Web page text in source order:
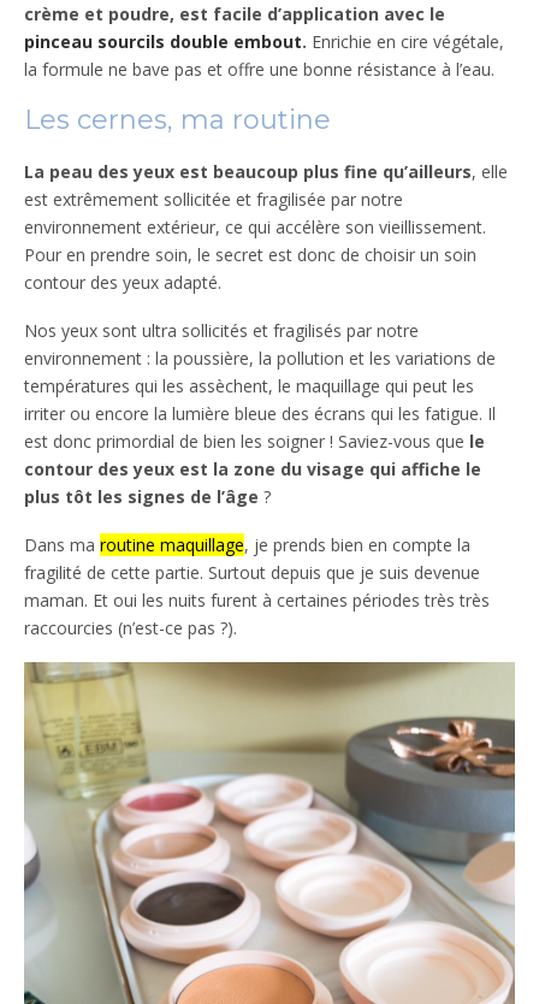
crème et poudre, est facile d’application avec le
pinceau sourcils double embout. Enrichie en cire végétale,
la formule ne bave pas et offre une bonne résistance à l’eau.
Les cernes, ma routine
La peau des yeux est beaucoup plus fine qu’ailleurs, elle
est extrêmement sollicitée et fragilisée par notre
environnement extérieur, ce qui accélère son vieillissement.
Pour en prendre soin, le secret est donc de choisir un soin
contour des yeux adapté.
Nos yeux sont ultra sollicités et fragilisés par notre
environnement : la poussière, la pollution et les variations de
températures qui les assèchent, le maquillage qui peut les
irriter ou encore la lumière bleue des écrans qui les fatigue. Il
est donc primordial de bien les soigner ! Saviez-vous que le
contour des yeux est la zone du visage qui affiche le
plus tôt les signes de l’âge ?
Dans ma routine maquillage, je prends bien en compte la
fragilité de cette partie. Surtout depuis que je suis devenue
maman. Et oui les nuits furent à certaines périodes très très
raccourcies (n’est-ce pas ?).